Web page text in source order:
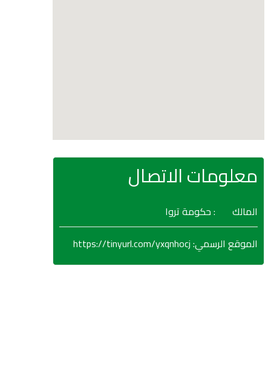
معلومات الاتصال
المالك
: حكومة تروا
الموقع الرسمي:
https://tinyurl.com/yxqnhocj